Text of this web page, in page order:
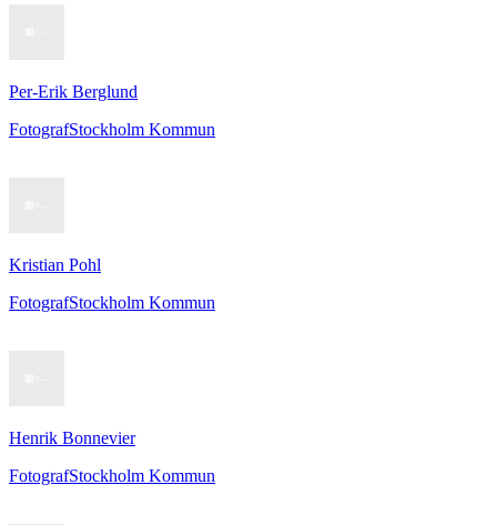
Per-Erik Berglund
FotografStockholm Kommun
Kristian Pohl
FotografStockholm Kommun
Henrik Bonnevier
FotografStockholm Kommun